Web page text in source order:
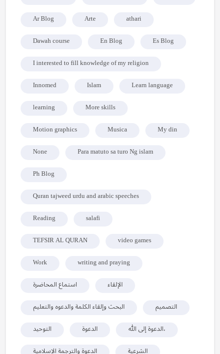
Ar Blog
Arte
athari
Dawah course
En Blog
Es Blog
I interested to fill knowledge of my religion
Innomed
Islam
Learn language
learning
More skills
Motion graphics
Musica
My din
None
Para matuto sa turo Ng islam
Ph Blog
Quran tajweed urdu and arabic speeches
Reading
salafi
TEFSIR AL QURAN
video games
Work
writing and praying
استماع المحاضرة
الإلقاء
البحث وإلقاء الكلمة والدعوه والتعليم
التصميم
التوحيد
الدعوة
الدعوة إلى الله،
الدعوة والترجمة الإسلامية
الشرعية